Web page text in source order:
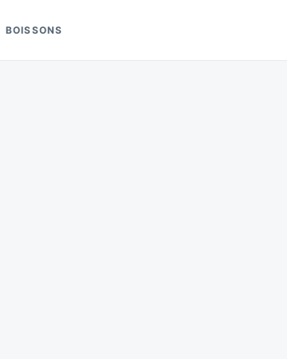
BOISSONS